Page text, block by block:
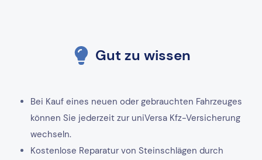
Gut zu wissen
Bei Kauf eines neuen oder gebrauchten Fahrzeuges
können Sie jederzeit zur uniVersa Kfz-Versicherung
wechseln.
Kostenlose Reparatur von Steinschlägen durch